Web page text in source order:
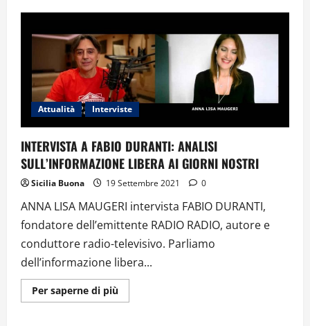
Attualità Interviste
INTERVISTA A FABIO DURANTI: ANALISI
SULL’INFORMAZIONE LIBERA AI GIORNI NOSTRI
Sicilia Buona 19 Settembre 2021 0
ANNA LISA MAUGERI intervista FABIO DURANTI,
fondatore dell’emittente RADIO RADIO, autore e
conduttore radio-televisivo. Parliamo
dell’informazione libera...
Per saperne di piùUlteriori
informazioni